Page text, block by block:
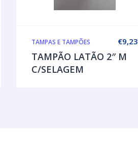
€9,23
TAMPAS E TAMPÕES
TAMPÃO LATÃO 2″ M
C/SELAGEM